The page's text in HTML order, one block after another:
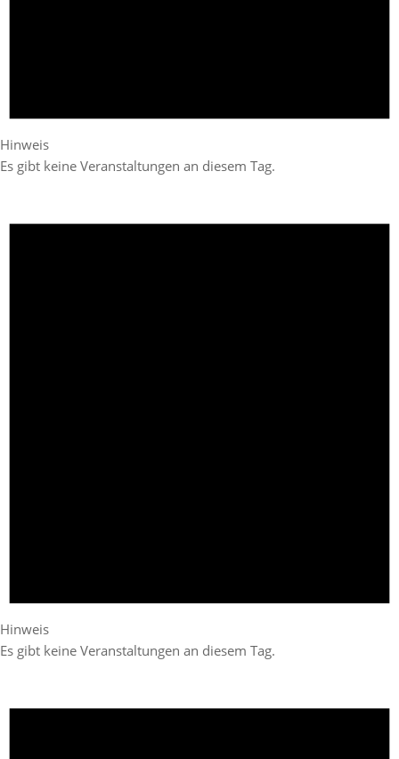
Hinweis
Es gibt keine Veranstaltungen an diesem Tag.
Hinweis
Es gibt keine Veranstaltungen an diesem Tag.